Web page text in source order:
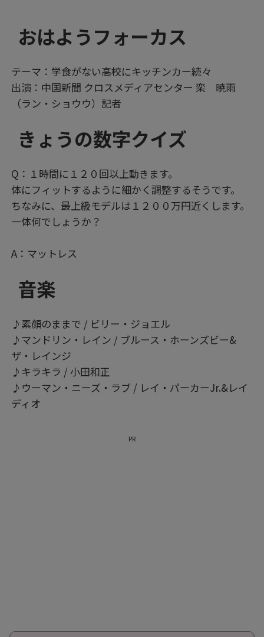
おはようフォーカス
テーマ：学食がない高校にキッチンカー続々
出演：中国新聞 クロスメディアセンター 栾 暁雨
（ラン・ショウウ）記者
きょうの数字クイズ
Q：１時間に１２０回以上動きます。
体にフィットするように細かく調整するそうです。
ちなみに、最上級モデルは１２００万円近くします。
一体何でしょうか？
A：マットレス
音楽
♪素顔のままで / ビリー・ジョエル
♪マンドリン・レイン / ブルース・ホーンズビー&
ザ・レインジ
♪キラキラ / 小田和正
♪ウーマン・ニーズ・ラブ / レイ・パーカーJr.&レイ
ディオ
PR